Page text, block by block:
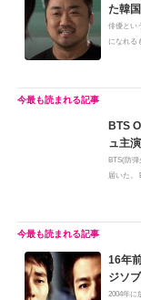
た韓
俳優とい
になれる
BTS
ュ主
BTS(防
届いた。
16年
ジソ
2004年に